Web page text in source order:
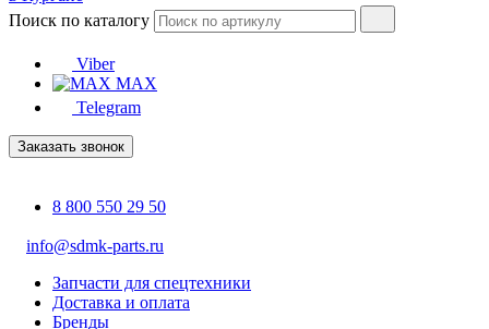
Поиск по каталогу
Viber
MAX
Telegram
Заказать звонок
8 800 550 29 50
info@sdmk-parts.ru
Запчасти для спецтехники
Доставка и оплата
Бренды